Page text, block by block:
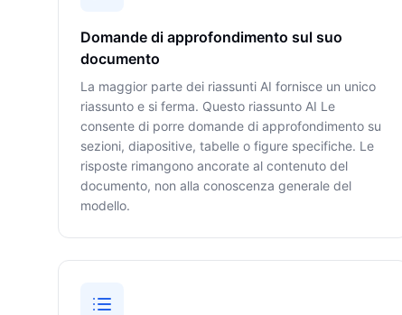
Domande di approfondimento sul suo
documento
La maggior parte dei riassunti AI fornisce un unico
riassunto e si ferma. Questo riassunto AI Le
consente di porre domande di approfondimento su
sezioni, diapositive, tabelle o figure specifiche. Le
risposte rimangono ancorate al contenuto del
documento, non alla conoscenza generale del
modello.